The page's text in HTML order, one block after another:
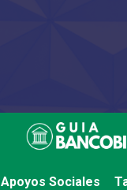
Apoyos Sociales